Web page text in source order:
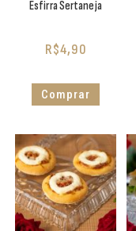
Esfirra Sertaneja
R$4,90
Comprar